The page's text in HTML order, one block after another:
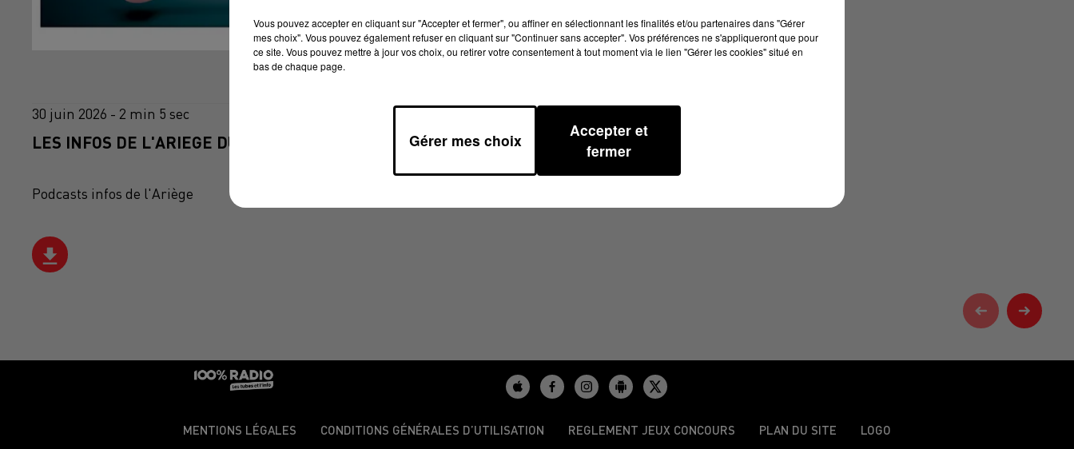
30 juin 2026 - 2 min 5 sec
LES INFOS DE L'ARIEGE DU 30/06/2026 À 11H00
Podcasts infos de l'Ariège
MENTIONS LÉGALES CONDITIONS GÉNÉRALES D’UTILISATION REGLEMENT JEUX CONCOURS PLAN DU SITE LOGO
Vous pouvez accepter en cliquant sur "Accepter et fermer", ou affiner en sélectionnant les finalités et/ou partenaires dans "Gérer
mes choix". Vous pouvez également refuser en cliquant sur "Continuer sans accepter". Vos préférences ne s'appliqueront que pour
ce site. Vous pouvez mettre à jour vos choix, ou retirer votre consentement à tout moment via le lien "Gérer les cookies" situé en
bas de chaque page.
Gérer mes choix
Accepter et
fermer